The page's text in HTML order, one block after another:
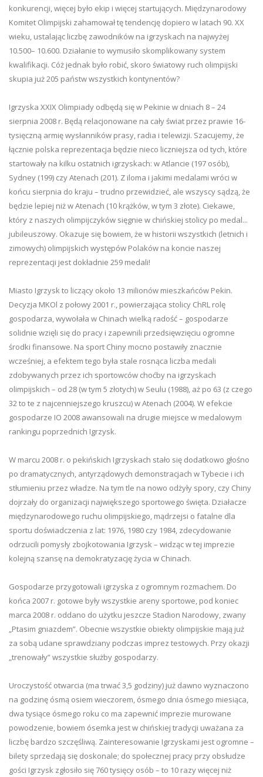
konkurencji, więcej było ekip i więcej startujących. Międzynarodowy
Komitet Olimpijski zahamował tę tendencję dopiero w latach 90. XX
wieku, ustalając liczbę zawodników na igrzyskach na najwyżej
10.500– 10.600. Działanie to wymusiło skomplikowany system
kwalifikacji. Cóż jednak było robić, skoro światowy ruch olimpijski
skupia już 205 państw wszystkich kontynentów?
Igrzyska XXIX Olimpiady odbędą się w Pekinie w dniach 8 – 24
sierpnia 2008 r. Będą relacjonowane na cały świat przez prawie 16-
tysięczną armię wysłanników prasy, radia i telewizji. Szacujemy, że
łącznie polska reprezentacja będzie nieco liczniejsza od tych, które
startowały na kilku ostatnich igrzyskach: w Atlancie (197 osób),
Sydney (199) czy Atenach (201). Z iloma i jakimi medalami wróci w
końcu sierpnia do kraju – trudno przewidzieć, ale wszyscy sądzą, że
będzie lepiej niż w Atenach (10 krążków, w tym 3 złote). Ciekawe,
który z naszych olimpijczyków sięgnie w chińskiej stolicy po medal...
jubileuszowy. Okazuje się bowiem, że w historii wszystkich (letnich i
zimowych) olimpijskich występów Polaków na koncie naszej
reprezentacji jest dokładnie 259 medali!
Miasto Igrzysk to liczący około 13 milionów mieszkańców Pekin.
Decyzja MKOl z połowy 2001 r., powierzająca stolicy ChRL rolę
gospodarza, wywołała w Chinach wielką radość – gospodarze
solidnie wzięli się do pracy i zapewnili przedsięwzięciu ogromne
środki finansowe. Na sport Chiny mocno postawiły znacznie
wcześniej, a efektem tego była stale rosnąca liczba medali
zdobywanych przez ich sportowców choćby na igrzyskach
olimpijskich – od 28 (w tym 5 złotych) w Seulu (1988), aż po 63 (z czego
32 to te z najcenniejszego kruszcu) w Atenach (2004). W efekcie
gospodarze IO 2008 awansowali na drugie miejsce w medalowym
rankingu poprzednich Igrzysk.
W marcu 2008 r. o pekińskich Igrzyskach stało się dodatkowo głośno
po dramatycznych, antyrządowych demonstracjach w Tybecie i ich
stłumieniu przez władze. Na tym tle na nowo odżyły spory, czy Chiny
dojrzały do organizacji największego sportowego święta. Działacze
międzynarodowego ruchu olimpijskiego, mądrzejsi o fatalne dla
sportu doświadczenia z lat: 1976, 1980 czy 1984, zdecydowanie
odrzucili pomysły zbojkotowania Igrzysk – widząc w tej imprezie
kolejną szansę na demokratyzację życia w Chinach.
Gospodarze przygotowali igrzyska z ogromnym rozmachem. Do
końca 2007 r. gotowe były wszystkie areny sportowe, pod koniec
marca 2008 r. oddano do użytku jeszcze Stadion Narodowy, zwany
„Ptasim gniazdem”. Obecnie wszystkie obiekty olimpijskie mają już
za sobą udane sprawdziany podczas imprez testowych. Przy okazji
„trenowały” wszystkie służby gospodarzy.
Uroczystość otwarcia (ma trwać 3,5 godziny) już dawno wyznaczono
na godzinę ósmą osiem wieczorem, ósmego dnia ósmego miesiąca,
dwa tysiące ósmego roku co ma zapewnić imprezie murowane
powodzenie, bowiem ósemka jest w chińskiej tradycji uważana za
liczbę bardzo szczęśliwą. Zainteresowanie Igrzyskami jest ogromne –
bilety sprzedają się doskonale; do społecznej pracy przy obsłudze
gości Igrzysk zgłosiło się 760 tysięcy osób – to 10 razy więcej niż